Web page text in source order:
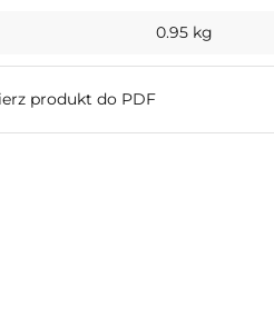
0.95 kg
produkt do PDF